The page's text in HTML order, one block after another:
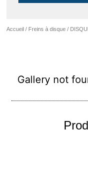
Accueil / Freins à disque /
Gallery not